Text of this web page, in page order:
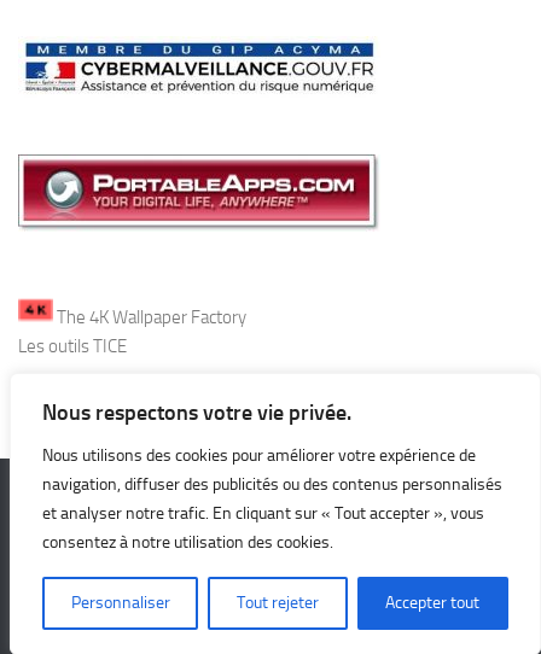
Nous respectons votre vie privée.
Nous utilisons des cookies pour améliorer votre expérience de
navigation, diffuser des publicités ou des contenus personnalisés
et analyser notre trafic. En cliquant sur « Tout accepter », vous
consentez à notre utilisation des cookies.
Personnaliser Tout rejeter Accepter tout
The 4K Wallpaper Factory
Les outils TICE
Leolabo © 2026. Tous droits réservés.